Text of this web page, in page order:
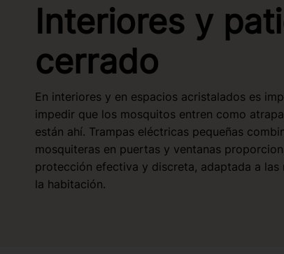
Interiores y
cerrado
En interiores y en espacios acristalados es
impedir que los mosquitos entren como
están ahí. Trampas eléctricas pequeñas
mosquiteras en puertas y ventanas
protección efectiva y discreta, adaptada a las
la habitación.